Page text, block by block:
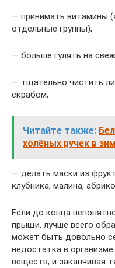
— принимать витамины
отдельные группы);
— больше гулять на
— тщательно чистить
скрабом;
Читайте также:
холёных ручек в
— делать маски из
клубника, малина,
Если до конца
прыщи, лучше всего
может быть довольно
недостатка в
веществ, и заканчивая